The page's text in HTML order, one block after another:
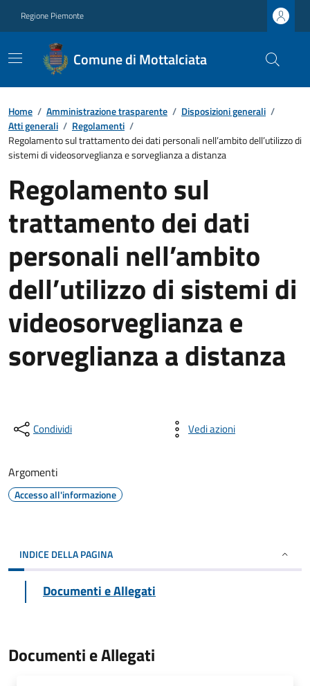
Regione Piemonte
Comune di Mottalciata
Home / Amministrazione trasparente / Disposizioni generali /
Atti generali / Regolamenti /
Regolamento sul trattamento dei dati personali nell’ambito dell’utilizzo di
sistemi di videosorveglianza e sorveglianza a distanza
Regolamento sul
trattamento dei dati
personali nell’ambito
dell’utilizzo di sistemi di
videosorveglianza e
sorveglianza a distanza
Condividi Vedi azioni
Argomenti
Accesso all'informazione
INDICE DELLA PAGINA
Documenti e Allegati
Documenti e Allegati